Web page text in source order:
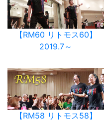
【RM60 リトモス60】
2019.7～
【RM58 リトモス58】